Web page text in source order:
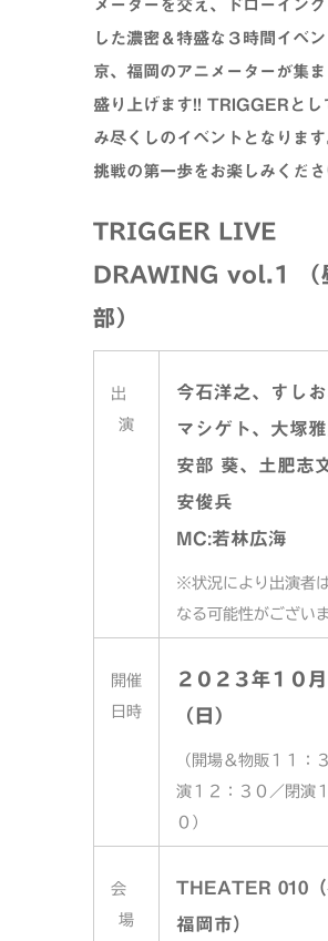
メーターを交え、ドローイン
した濃密＆特盛な３時間イベ
京、福岡のアニメーターが集
盛り上げます!! TRIGGERとし
み尽くしのイベントとなりま
挑戦の第一歩をお楽しみくださ
TRIGGER LIVE
DRAWING vol.1
部）
出
演
今石洋之、すし
マシゲト、大塚
安部 葵、土肥志
安俊兵
MC:若林広海
※状況により出演者
なる可能性がございま
開催
日時
２０２３年１０
（日）
（開場＆物販１１：
演１２：３０／閉演
０）
会
場
THEATER 010
福岡市）